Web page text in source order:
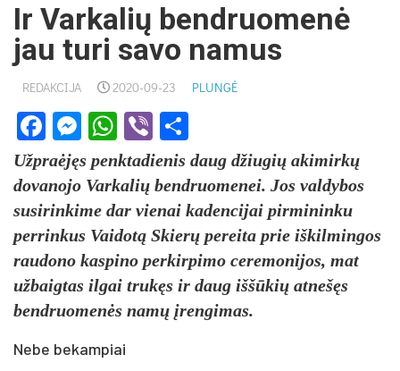
Ir Varkalių bendruomenė
jau turi savo namus
REDAKCIJA 2020-09-23 PLUNGĖ
Facebook
Messenger
WhatsApp
Viber
Užpraėjęs penktadienis daug džiugių akimirkų
dovanojo Varkalių bendruomenei. Jos valdybos
susirinkime dar vienai kadencijai pirmininku
perrinkus Vaidotą Skierų pereita prie iškilmingos
raudono kaspino perkirpimo ceremonijos, mat
užbaigtas ilgai trukęs ir daug iššūkių atnešęs
bendruomenės namų įrengimas.
Nebe bekampiai